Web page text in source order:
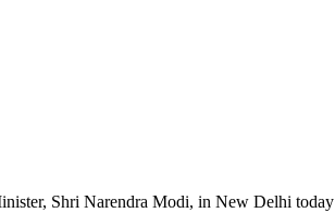
Shri Narendra Modi, in New Delhi today